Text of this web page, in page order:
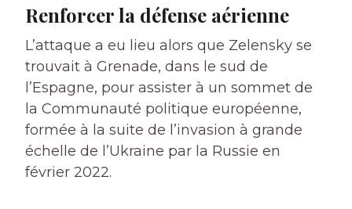
Renforcer la défense aérienne
L’attaque a eu lieu alors que Zelensky se
trouvait à Grenade, dans le sud de
l’Espagne, pour assister à un sommet de
la Communauté politique européenne,
formée à la suite de l’invasion à grande
échelle de l’Ukraine par la Russie en
février 2022.